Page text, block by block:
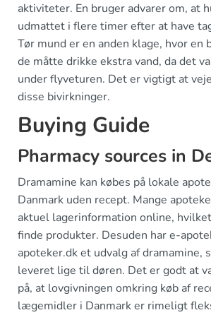
aktiviteter. En bruger advarer om, at
udmattet i flere timer efter at have
Tør mund er en anden klage, hvor
de måtte drikke ekstra vand, da det
under flyveturen. Det er vigtigt at
disse bivirkninger.
Buying Guide
Pharmacy sources in
Dramamine kan købes på lokale
Danmark uden recept. Mange
aktuel lagerinformation online,
finde produkter. Desuden har e-
apoteker.dk et udvalg af dramamine,
leveret lige til døren. Det er godt at
på, at lovgivningen omkring køb af
lægemidler i Danmark er rimeligt